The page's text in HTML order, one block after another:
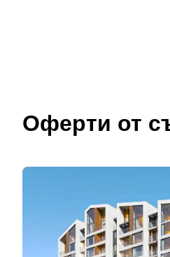
Оферти от